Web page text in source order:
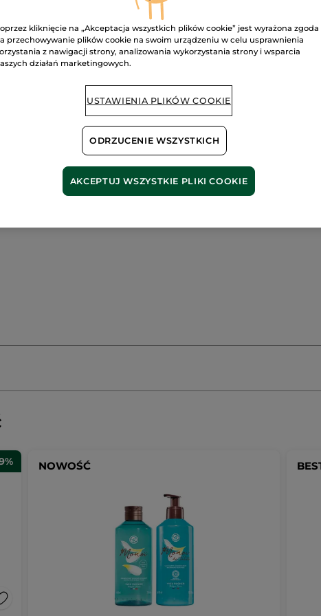
Bezpieczna
Satysfakcja
Darmowa wysyłka
DOWIEDZ SIĘ
NOWOŚĆ
kliknięcie na „Akceptacja wszystkich plików cookie” jest wyrażona zgoda
przechowywanie plików cookie na swoim urządzeniu w celu usprawnienia
z nawigacji strony, analizowania wykorzystania strony i wsparcia
działań marketingowych.
USTAWIENIA PLIKÓW COOKIE
ODRZUCENIE WSZYSTKICH
AKCEPTUJ WSZYSTKIE PLIKI COOKIE